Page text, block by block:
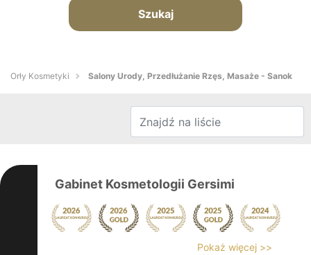
Szukaj
Orły Kosmetyki Salony Urody, Przedłużanie Rzęs, Masaże - Sanok
Gabinet Kosmetologii Gersimi
Pokaż więcej >>